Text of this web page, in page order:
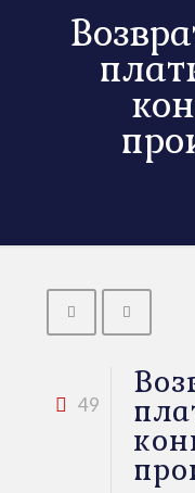
49